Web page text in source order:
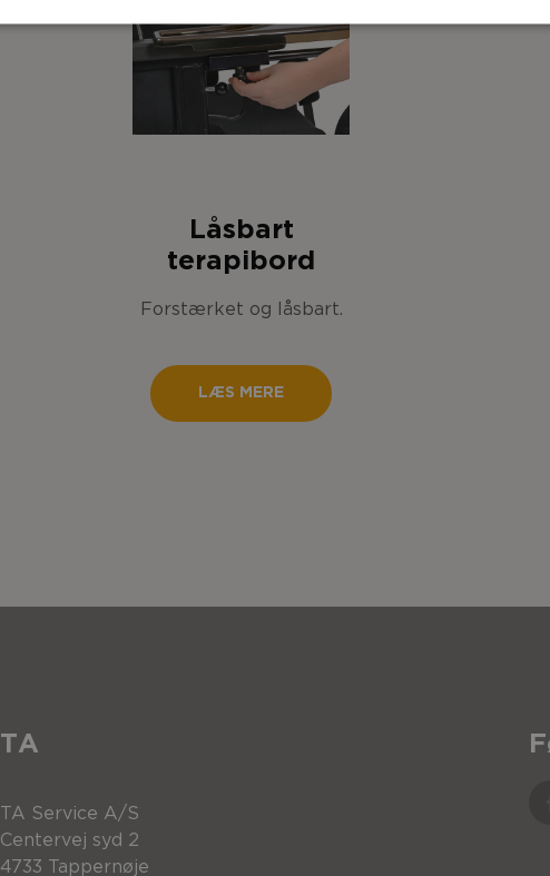
Låsbart
terapibord
Forstærket og låsbart.
LÆS MERE
TA
TA Service A/S
Centervej syd 2
4733 Tappernøje